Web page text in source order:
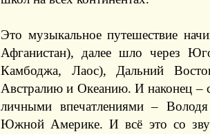
Это музыкальное путешествие
Афганистан), далее шло через
Камбоджа, Лаос), Дальний
Австралию и Океанию. И наконец –
личными впечатлениями –
Южной Америке. И всё это со